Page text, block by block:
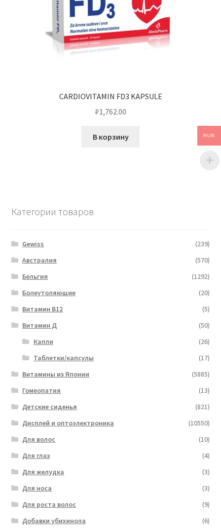
CARDIOVITAMIN FD3 KAPSULE
₽1,762.00
В корзину
Категории товаров
Gewiss
(239)
Австралия
(570)
Бельгия
(1292)
Болеутоляющие
(20)
Витамин B12
(5)
Витамин Д
(50)
Капли
(26)
Таблетки/капсулы
(17)
Витамины из Японии
(5885)
Гомеопатия
(13)
Детские сиденья
(821)
Дисплей и оптоэлектроника
(10550)
Для волос
(10)
Для глаз
(4)
Для желудка
(3)
Для носа
(3)
Для роста волос
(9)
Добавки убихинола
(6)
RUB